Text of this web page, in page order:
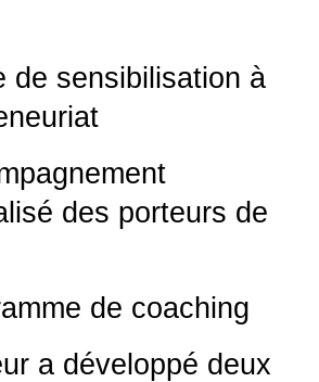
de sensibilisation à
des porteurs de
de coaching
a développé deux